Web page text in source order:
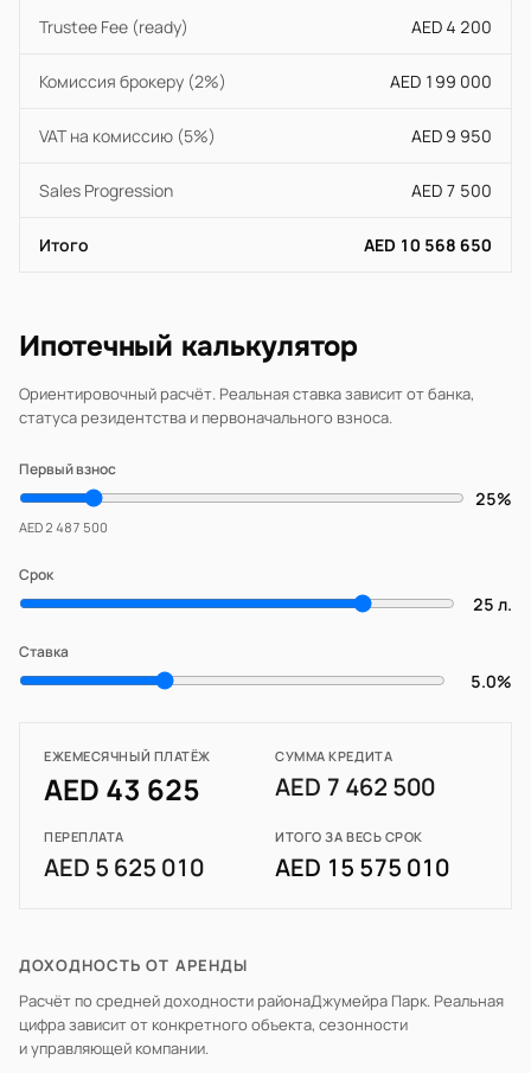
Trustee Fee (ready) AED 4 200
Комиссия брокеру (2%) AED 199 000
VAT на комиссию (5%) AED 9 950
Sales Progression AED 7 500
Итого AED 10 568 650
Ипотечный калькулятор
Ориентировочный расчёт. Реальная ставка зависит от банка,
статуса резидентства и первоначального взноса.
Первый взнос
25%
AED 2 487 500
Срок
25 л.
Ставка
5.0%
ЕЖЕМЕСЯЧНЫЙ ПЛАТЁЖ
AED 43 625
СУММА КРЕДИТА
AED 7 462 500
ПЕРЕПЛАТА
AED 5 625 010
ИТОГО ЗА ВЕСЬ СРОК
AED 15 575 010
ДОХОДНОСТЬ ОТ АРЕНДЫ
Расчёт по средней доходности районаДжумейра Парк . Реальная
цифра зависит от конкретного объекта, сезонности
и управляющей компании.